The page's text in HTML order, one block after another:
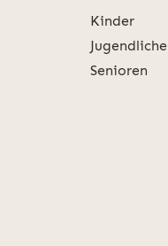
Kinder
Jugendliche
Senioren